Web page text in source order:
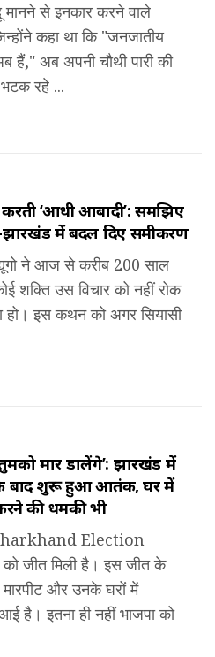
मानने से इनकार करने वाले
कहा था कि "जनजातीय
हैं," अब अपनी चौथी पारी की
रहे ...
‘आधी आबादी’: समझिए
झारखंड में बदल दिए समीकरण
ने आज से करीब 200 साल
शक्ति उस विचार को नहीं रोक
इस कथन को अगर सियासी
मार डालेंगे’: झारखंड में
बाद शुरू हुआ आतंक, घर में
की धमकी भी
(Jharkhand Election
जीत मिली है। इस जीत के
और उनके घरों में
है। इतना ही नहीं भाजपा को